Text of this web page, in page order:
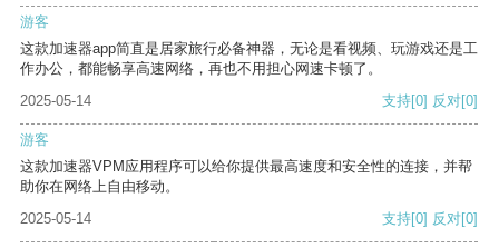
游客
这款加速器app简直是居家旅行必备神器，无论是看视频、玩游戏还是工
作办公，都能畅享高速网络，再也不用担心网速卡顿了。
2025-05-14
支持[0] 反对[0]
游客
这款加速器VPM应用程序可以给你提供最高速度和安全性的连接，并帮
助你在网络上自由移动。
2025-05-14
支持[0] 反对[0]